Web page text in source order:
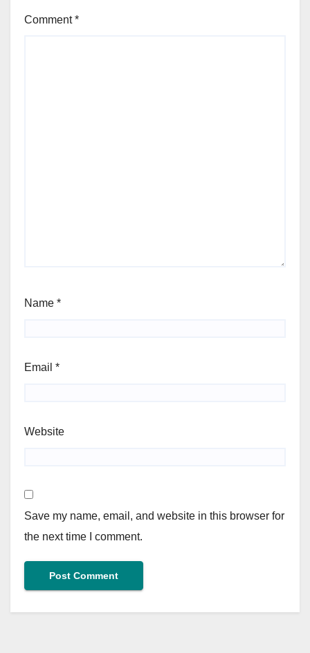
Comment*
Name *
Email *
Website
Save my name, email, and website in this browser for
the next time I comment.